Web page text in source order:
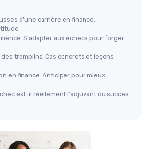
d'une carrière en finance:
S'adapter aux échecs pour forger
tremplins: Cas concrets et leçons
en finance: Anticiper pour mieux
est-il réellement l'adjuvant du succès